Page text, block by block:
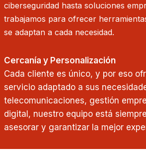
ciberseguridad hasta soluciones
trabajamos para ofrecer
se adaptan a cada necesidad.
Cercanía y Personalización
Cada cliente es único, y por eso
servicio adaptado a sus
telecomunicaciones, gestión
digital, nuestro equipo está
asesorar y garantizar la mejor